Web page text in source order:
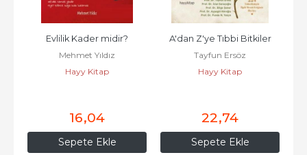
Sepete Ekle
Evlilik Kader midir?
Mehmet Yıldız
Hayy Kitap
16,04
Sepete Ekle
A'dan Z'ye Tıbbi Bitkiler
Tayfun Ersöz
Hayy Kitap
22,74